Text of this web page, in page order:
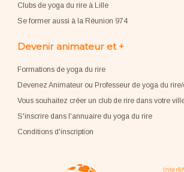
Clubs de yoga du rire à Lille
Se former aussi à la Réunion 974
Devenir animateur et +
Formations de yoga du rire
Devenez Animateur ou Professeur de yoga du
Vous souhaitez créer un club de rire dans votre
S'inscrire dans l'annuaire du yoga du rire
Conditions d'inscription